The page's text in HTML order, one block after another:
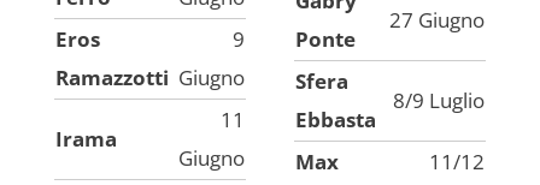
Eros
Ramazzotti
9
Giugno
Irama
11
Giugno
Ponte
27 Giugno
Sfera
Ebbasta
8/9 Luglio
Max
11/12